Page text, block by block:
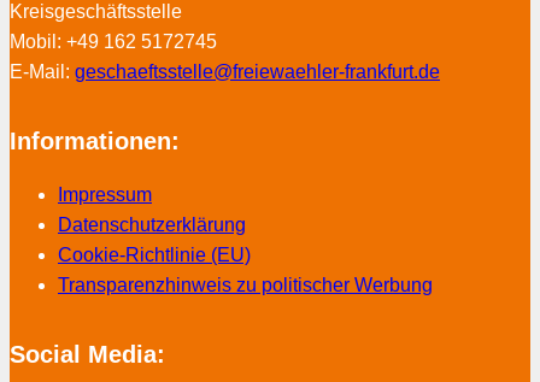
Kreisgeschäftsstelle
Mobil: +49 162 5172745
E-Mail: geschaeftsstelle@freiewaehler-frankfurt.de
Informationen:
Impressum
Datenschutzerklärung
Cookie-Richtlinie (EU)
Transparenzhinweis zu politischer Werbung
Social Media: